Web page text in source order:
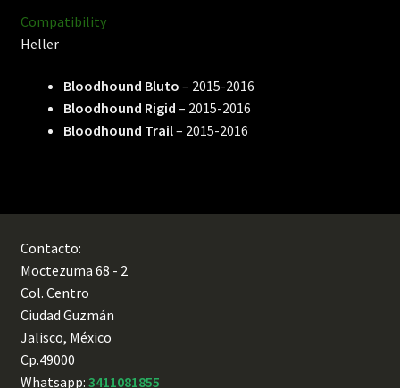
Compatibility
Heller
Bloodhound Bluto – 2015-2016
Bloodhound Rigid – 2015-2016
Bloodhound Trail– 2015-2016
Contacto:
Moctezuma 68 - 2
Col. Centro
Ciudad Guzmán
Jalisco, México
Cp.49000
Whatsapp: 3411081855